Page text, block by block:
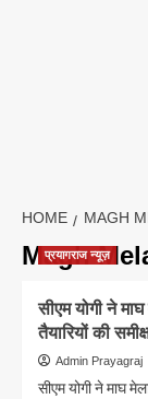
HOME MAGH
Magh
प्रयागराज न्यूज़
सीएम योगी ने
तैयारियों की
Admin Prayagraj
सीएम योगी ने माघ